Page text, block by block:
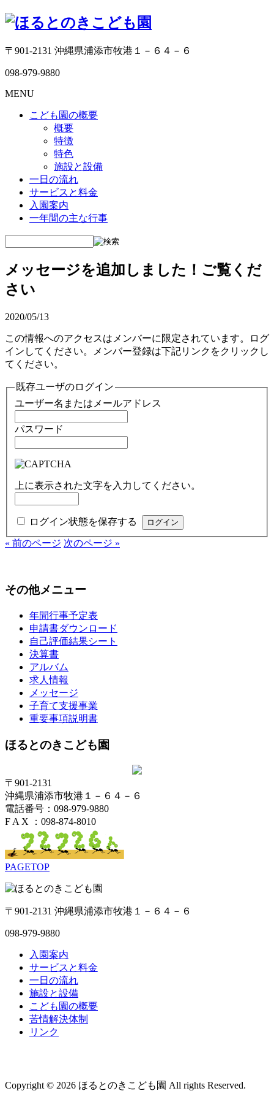
〒901-2131 沖縄県浦添市牧港１－６４－６
098-979-9880
MENU
こども園の概要
概要
特徴
特色
施設と設備
一日の流れ
サービスと料金
入園案内
一年間の主な行事
メッセージを追加しました！ご覧くだ
さい
2020/05/13
この情報へのアクセスはメンバーに限定されています。ログ
インしてください。メンバー登録は下記リンクをクリックし
てください。
既存ユーザのログイン
ユーザー名またはメールアドレス
パスワード
上に表示された文字を入力してください。
ログイン状態を保存する
« 前のページ 次のページ »
その他メニュー
年間行事予定表
申請書ダウンロード
自己評価結果シート
決算書
アルバム
求人情報
メッセージ
子育て支援事業
重要事項説明書
ほるとのきこども園
〒901-2131
沖縄県浦添市牧港１－６４－６
電話番号：098-979-9880
F A X ：098-874-8010
PAGETOP
〒901-2131 沖縄県浦添市牧港１－６４－６
098-979-9880
入園案内
サービスと料金
一日の流れ
施設と設備
こども園の概要
苦情解決体制
リンク
Copyright © 2026 ほるとのきこども園 All rights Reserved.